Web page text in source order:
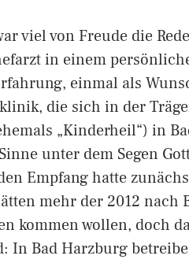
viel von Freude die
in einem
einmal als
die sich in der
„Kinderheil“) in
unter dem Segen
Empfang hatte
mehr der 2012 nach
kommen wollen, doch
In Bad Harzburg